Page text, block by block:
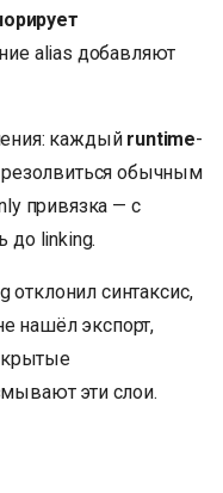
alias добавляют
каждый runtime-
обычным
привязка — с
до linking.
отклонил синтаксис,
нашёл экспорт,
эти слои.